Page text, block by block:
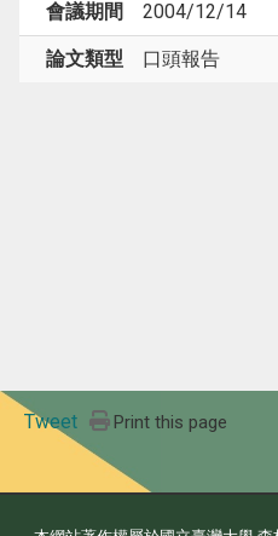
會議期間 2004/12/14
論文類型 口頭報告
Tweet Print this page